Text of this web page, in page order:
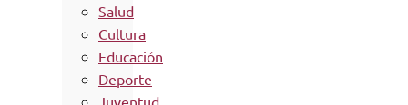
Salud
Cultura
Educación
Deporte
Juventud